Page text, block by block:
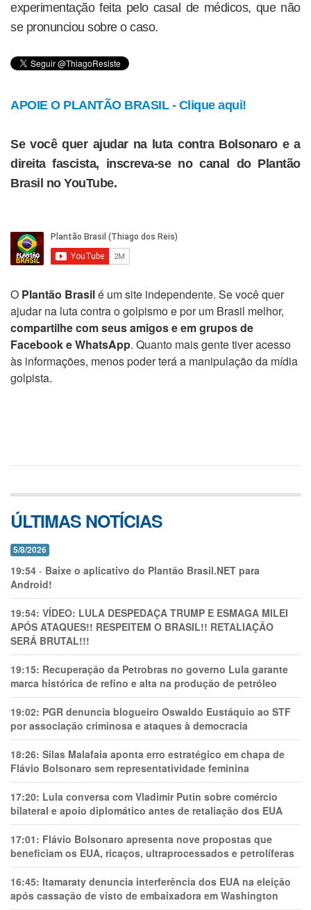
experimentação feita pelo casal de médicos, que não
se pronunciou sobre o caso.
APOIE O PLANTÃO BRASIL - Clique aqui!
Se você quer ajudar na luta contra Bolsonaro e a
direita fascista, inscreva-se no canal do Plantão
Brasil no YouTube.
O Plantão Brasilé um site independente. Se você quer
ajudar na luta contra o golpismo e por um Brasil melhor,
compartilhe com seus amigos e em grupos de
Facebook e WhatsApp. Quanto mais gente tiver acesso
às informações, menos poder terá a manipulação da mídia
golpista.
ÚLTIMAS NOTÍCIAS
5/8/2026
19:54 - Baixe o aplicativo do Plantão Brasil.NET para
Android!
19:54: VÍDEO: LULA DESPEDAÇA TRUMP E ESMAGA MILEI
APÓS ATAQUES!! RESPEITEM O BRASIL!! RETALIAÇÃO
SERÁ BRUTAL!!!
19:15: Recuperação da Petrobras no governo Lula garante
marca histórica de refino e alta na produção de petróleo
19:02: PGR denuncia blogueiro Oswaldo Eustáquio ao STF
por associação criminosa e ataques à democracia
18:26: Silas Malafaia aponta erro estratégico em chapa de
Flávio Bolsonaro sem representatividade feminina
17:20: Lula conversa com Vladimir Putin sobre comércio
bilateral e apoio diplomático antes de retaliação dos EUA
17:01: Flávio Bolsonaro apresenta nove propostas que
beneficiam os EUA, ricaços, ultraprocessados e petrolíferas
16:45: Itamaraty denuncia interferência dos EUA na eleição
após cassação de visto de embaixadora em Washington